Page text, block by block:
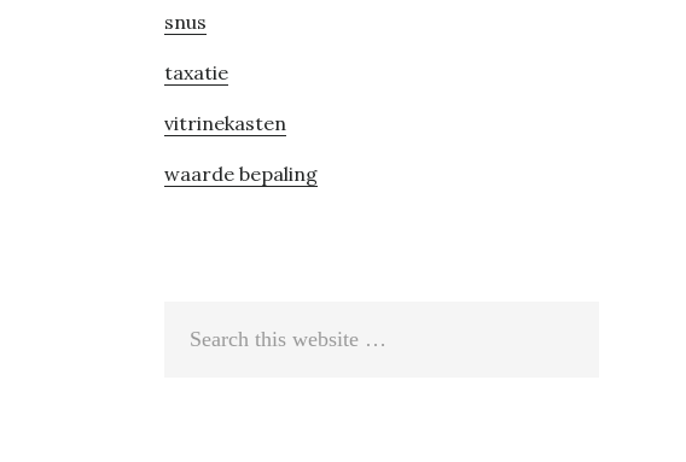
snus
taxatie
vitrinekasten
waarde bepaling